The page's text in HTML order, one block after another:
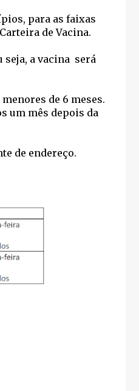
para as faixas
de Vacina.
seja, a vacina será
de 6 meses.
um mês depois da
de endereço.